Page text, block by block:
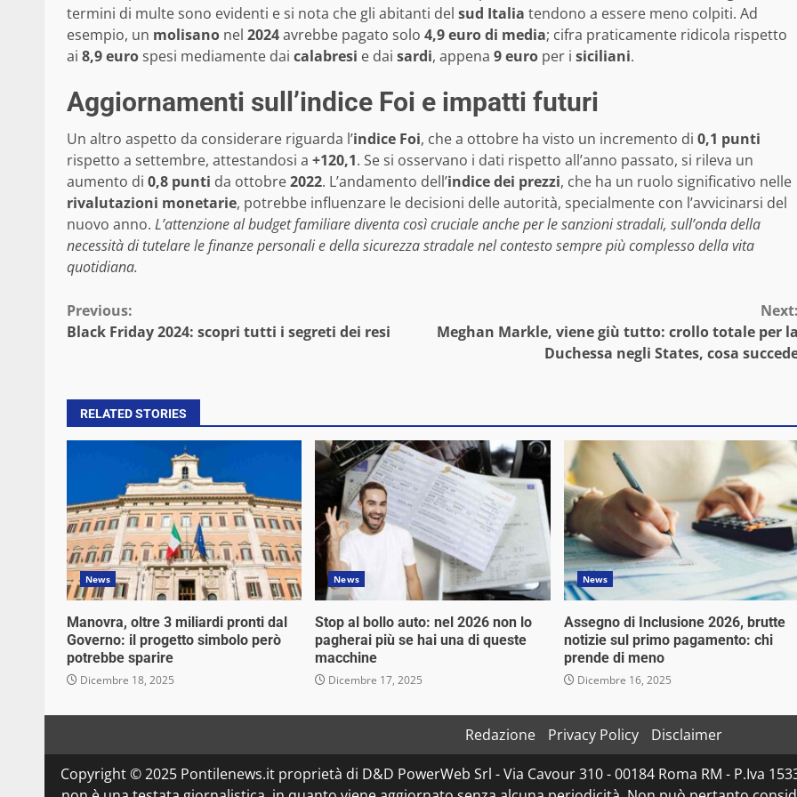
termini di multe sono evidenti e si nota che gli abitanti del sud Italia tendono a essere meno colpiti. Ad
esempio, un molisano nel 2024avrebbe pagato solo 4,9 euro di media; cifra praticamente ridicola rispetto
ai 8,9 eurospesi mediamente dai calabresi e dai sardi, appena 9 euro per i siciliani.
Aggiornamenti sull’indice Foi e impatti futuri
Un altro aspetto da considerare riguarda l’indice Foi, che a ottobre ha visto un incremento di 0,1 punti
rispetto a settembre, attestandosi a +120,1. Se si osservano i dati rispetto all’anno passato, si rileva un
aumento di 0,8 punti da ottobre2022. L’andamento dell’indice dei prezzi, che ha un ruolo significativo nelle
rivalutazioni monetarie, potrebbe influenzare le decisioni delle autorità, specialmente con l’avvicinarsi del
nuovo anno. L’attenzione al budget familiare diventa così cruciale anche per le sanzioni stradali, sull’onda della
necessità di tutelare le finanze personali e della sicurezza stradale nel contesto sempre più complesso della vita
quotidiana.
Continue
Reading
Previous:
Black Friday 2024: scopri tutti i segreti dei resi
Next:
Meghan Markle, viene giù tutto: crollo totale per la
Duchessa negli States, cosa
RELATED STORIES
News
Manovra, oltre 3 miliardi pronti dal
Governo: il progetto simbolo però
potrebbe sparire
Dicembre 18, 2025
News
Stop al bollo auto: nel 2026 non lo
pagherai più se hai una di queste
macchine
Dicembre 17, 2025
News
Assegno di Inclusione 2026, brutte
notizie sul primo pagamento: chi
prende di meno
Dicembre 16, 2025
Redazione Privacy Policy
Disclaimer
Copyright © 2025 Pontilenews.it proprietà di D&D PowerWeb Srl - Via Cavour 310 - 00184 Roma RM - P.Iva